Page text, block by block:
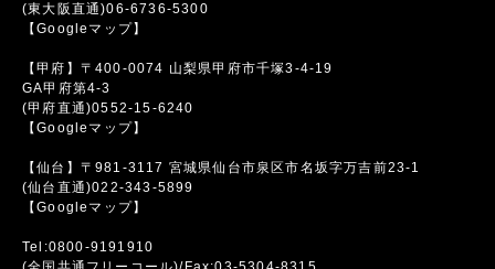
(東大阪直通)06-6736-5300
【Googleマップ】
【甲府】〒400-0074 山梨県甲府市千塚3-4-19
GA甲府第4-3
(甲府直通)0552-15-6240
【Googleマップ】
【仙台】〒981-3117 宮城県仙台市泉区市名坂字万吉前23-1
(仙台直通)022-343-5899
【Googleマップ】
Tel:0800-9191910